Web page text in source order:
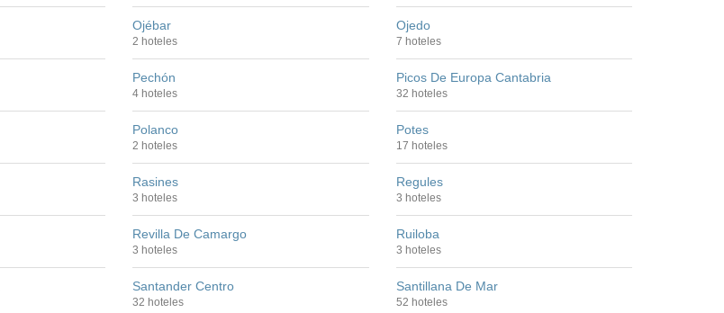
Ojébar
2 hoteles
Ojedo
7 hoteles
Pechón
4 hoteles
Picos De Europa Cantabria
32 hoteles
Polanco
2 hoteles
Potes
17 hoteles
Rasines
3 hoteles
Regules
3 hoteles
Revilla De Camargo
3 hoteles
Ruiloba
3 hoteles
Santander Centro
32 hoteles
Santillana De Mar
52 hoteles